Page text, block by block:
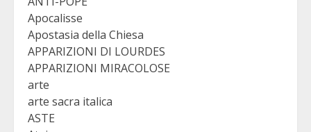
Apocalisse
Apostasia della Chiesa
APPARIZIONI DI LOURDES
APPARIZIONI MIRACOLOSE
arte
arte sacra italica
ASTE